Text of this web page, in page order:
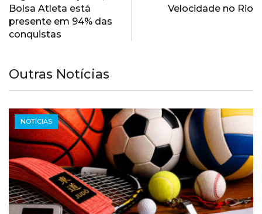
Bolsa Atleta está
presente em 94% das
conquistas
Velocidade no Rio
Outras Notícias
NOTÍCIAS